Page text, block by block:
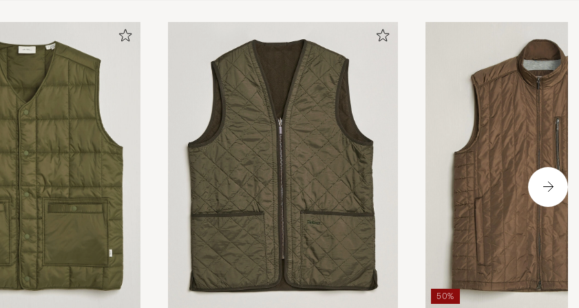
Jättefin och skön. Bra passform
BEATRICE T KØBTE PÅ CAREOFCARL.SE
Dålig passform. Sitter bara med korta dragkedjor på sidorna och en
(1) liten hyska i kragen. Sladdrigt.
RUBEN A KØBTE PÅ CAREOFCARL.SE
Bare super skøn kvalitet :)
BETTINE E KØBTE PÅ CAREOFCARL.DK
Västen är stor i storlek så välj en storlek mindre än den jacka du ska
ha den i. Har xxl i jackan och fick byta västen till en xl för att den
skulle sitta bra i jackan.
50%